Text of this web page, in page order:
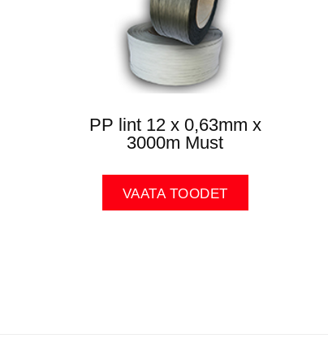
PP lint 12 x 0,63mm x
3000m Must
VAATA TOODET